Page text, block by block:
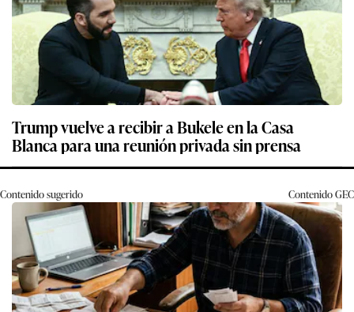
Trump vuelve a recibir a Bukele en la Casa
Blanca para una reunión privada sin prensa
Contenido sugerido ContenidoGEC